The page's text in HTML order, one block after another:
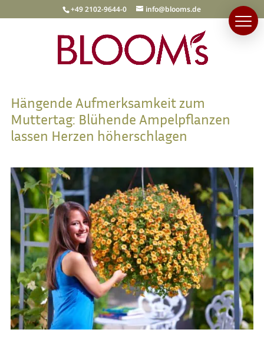
+49 2102-9644-0 info@blooms.de
Hängende Aufmerksamkeit zum
Muttertag: Blühende Ampelpflanzen
lassen Herzen höherschlagen